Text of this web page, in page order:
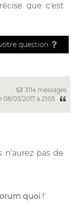
que c'est
question
3114 messages
08/03/2017 à 21:05
n'aurez pas de
quoi !